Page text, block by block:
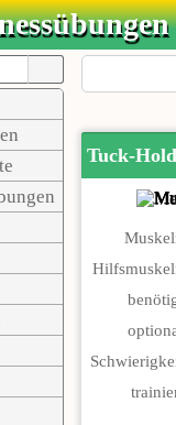
Tuck-Hold